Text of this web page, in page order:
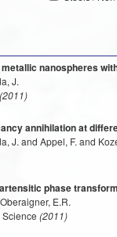
nanospheres
J.
(2011)
annihilation at
J. and Appel, F. and
phase
E.R.
(2011)